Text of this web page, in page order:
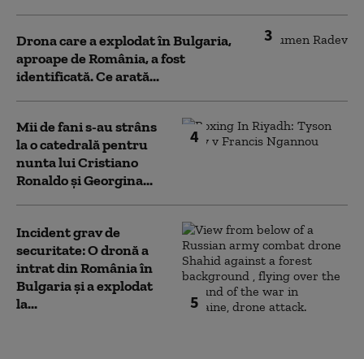
3
Drona care a explodat în Bulgaria,
aproape de România, a fost
identificată. Ce arată...
4
Mii de fani s-au strâns
la o catedrală pentru
nunta lui Cristiano
Ronaldo şi Georgina...
5
Incident grav de
securitate: O dronă a
intrat din România în
Bulgaria şi a explodat
la...